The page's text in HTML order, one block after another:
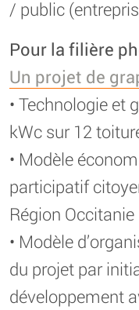
/ public
Pour la filière
Un projet de
• Technologie et
kWc sur 12
• Modèle
participatif
Région Occitanie
• Modèle
du projet par
développement